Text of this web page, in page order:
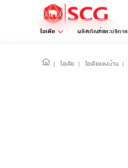
ไอเดีย ผลิตภัณฑ์และบริการ
| ไอเดีย | ไอเดียแต่งบ้าน |